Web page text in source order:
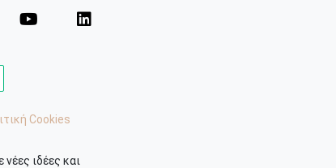
Cookies
νέες ιδέες και